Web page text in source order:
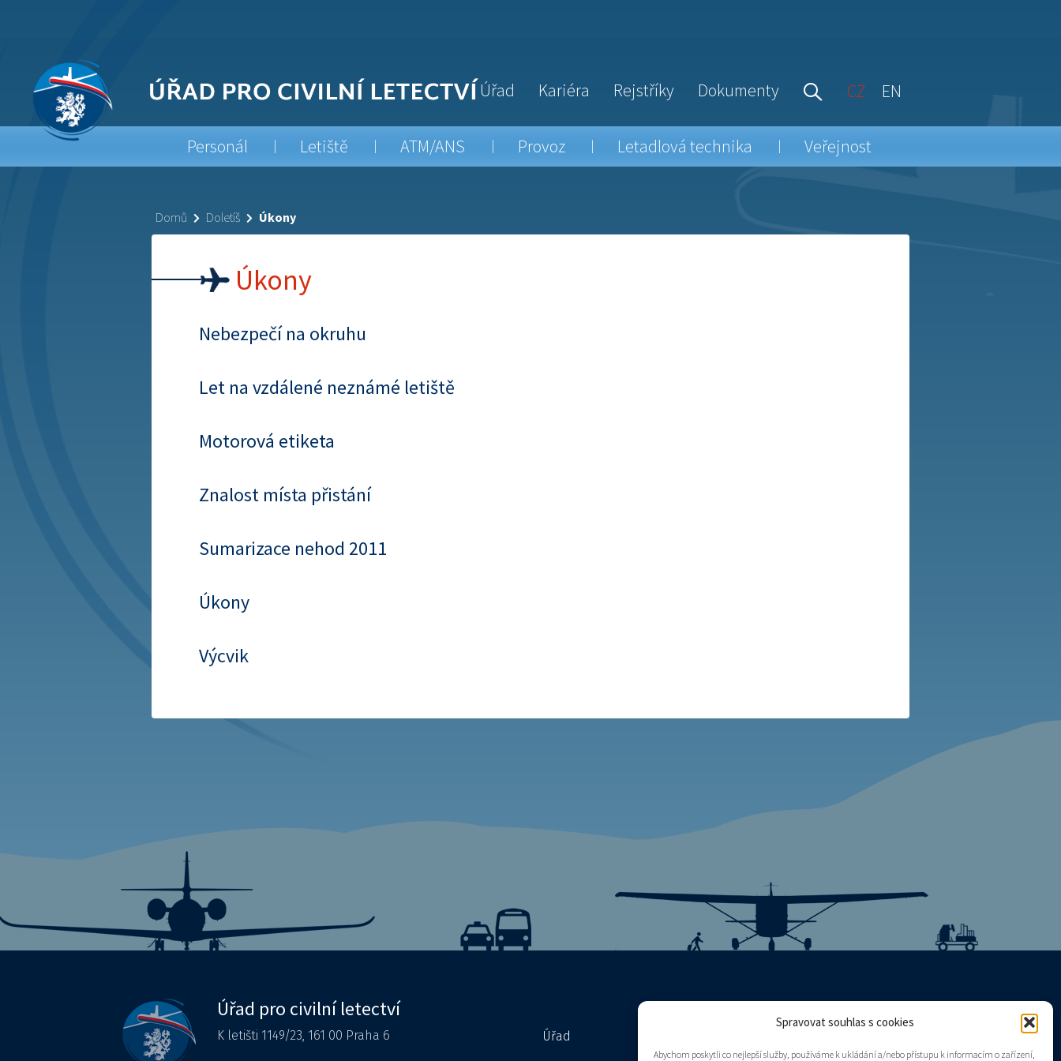
Spravovat souhlas s cookies
Abychom poskytli co nejlepší služby, používáme k ukládání a/nebo přístupu k informacím o zařízení,
Úřad Kariéra Rejstříky Dokumenty CZ EN
Personál Letiště ATM/ANS Provoz Letadlová technika Veřejnost
Domů Doletíš Úkony
Úkony
Nebezpečí na okruhu
Let na vzdálené neznámé letiště
Motorová etiketa
Znalost místa přistání
Sumarizace nehod 2011
Úkony
Výcvik
Úřad pro civilní letectví
K letišti 1149/23, 161 00 Praha 6 Úřad